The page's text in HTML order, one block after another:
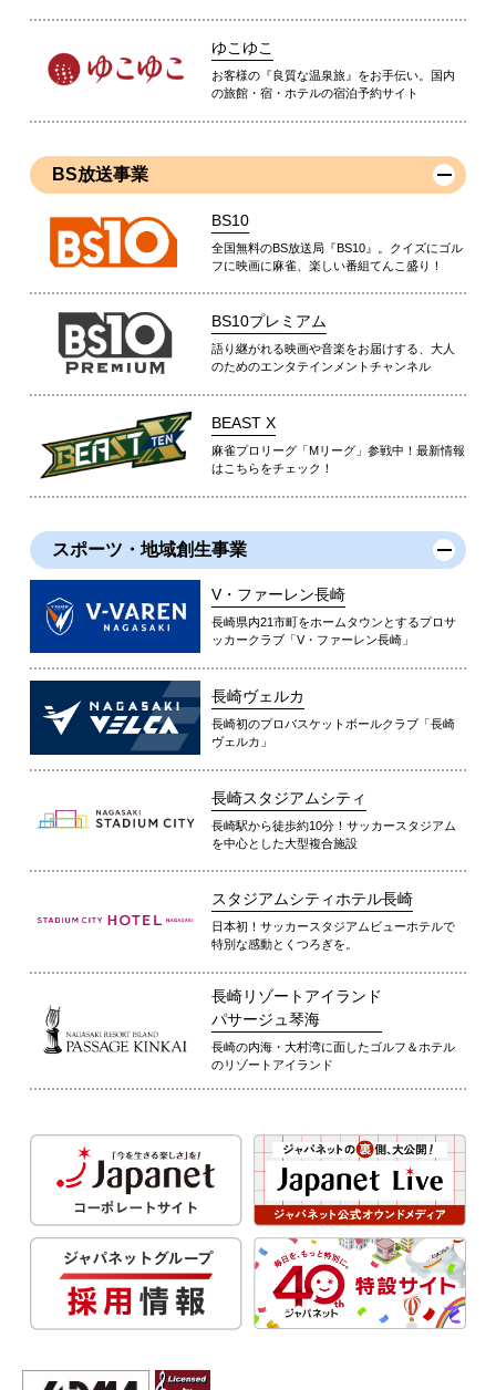
ゆこゆこ
お客様の『良質な温泉旅』をお手伝い。国内
の旅館・宿・ホテルの宿泊予約サイト
BS放送事業
BS10
全国無料のBS放送局『BS10』。クイズにゴル
フに映画に麻雀、楽しい番組てんこ盛り！
BS10プレミアム
語り継がれる映画や音楽をお届けする、大人
のためのエンタテインメントチャンネル
BEAST X
麻雀プロリーグ「Mリーグ」参戦中！最新情報
はこちらをチェック！
スポーツ・地域創生事業
V・ファーレン長崎
長崎県内21市町をホームタウンとするプロサ
ッカークラブ「V・ファーレン長崎」
長崎ヴェルカ
長崎初のプロバスケットボールクラブ「長崎
ヴェルカ」
長崎スタジアムシティ
長崎駅から徒歩約10分！サッカースタジアム
を中心とした大型複合施設
スタジアムシティホテル長崎
日本初！サッカースタジアムビューホテルで
特別な感動とくつろぎを。
長崎リゾートアイランド
パサージュ琴海
長崎の内海・大村湾に面したゴルフ＆ホテル
のリゾートアイランド